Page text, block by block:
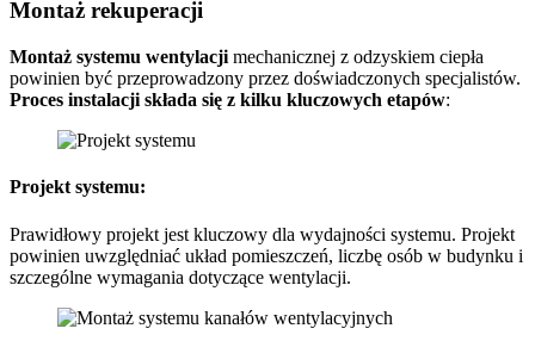
Montaż rekuperacji
Montaż systemu wentylacji mechanicznej z odzyskiem ciepła
powinien być przeprowadzony przez doświadczonych specjalistów.
Proces instalacji składa się z kilku kluczowych etapów:
Projekt systemu:
Prawidłowy projekt jest kluczowy dla wydajności systemu. Projekt
powinien uwzględniać układ pomieszczeń, liczbę osób w budynku i
szczególne wymagania dotyczące wentylacji.